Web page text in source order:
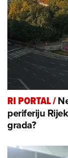
RI PORTAL/
periferiju
grada?